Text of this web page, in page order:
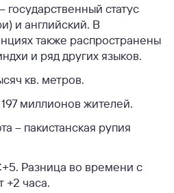
статус
и английский. В
также распространены
и ряд других языков.
кв. метров.
миллионов жителей.
– пакистанская рупия
Разница во времени с
+2 часа.